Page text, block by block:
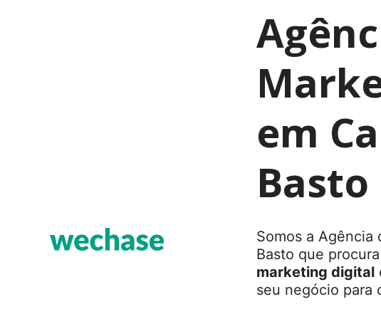
em
Basto
Somos a Agência
Basto que
marketing digital
seu negócio para